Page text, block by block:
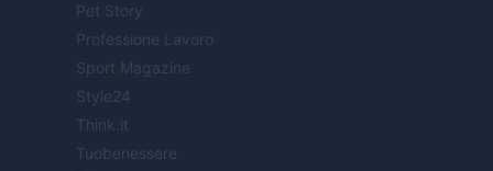
Pet Story
Professione Lavoro
Sport Magazine
Style24
Think.it
Tuobenessere